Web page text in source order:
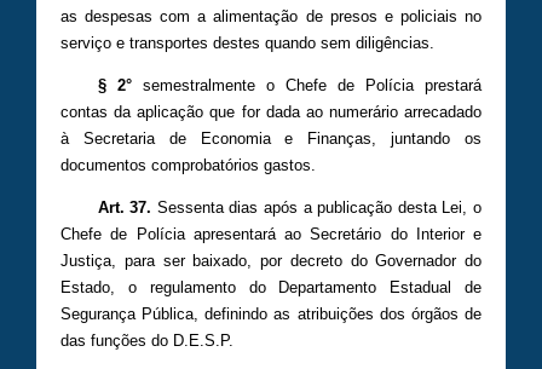
as despesas com a alimentação de presos e policiais no
serviço e transportes destes quando sem diligências.
§ 2°semestralmente o Chefe de Polícia prestará
contas da aplicação que for dada ao numerário arrecadado
à Secretaria de Economia e Finanças, juntando os
documentos comprobatórios gastos.
Art. 37. Sessenta dias após a publicação desta Lei, o
Chefe de Polícia apresentará ao Secretário do Interior e
Justiça, para ser baixado, por decreto do Governador do
Estado, o regulamento do Departamento Estadual de
Segurança Pública, definindo as atribuições dos órgãos de
das funções do D.E.S.P.